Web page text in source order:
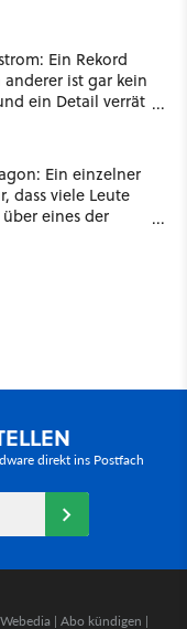
Ein Rekord
ist gar kein
ein Detail verrät
Ein einzelner
dass viele Leute
eines der
direkt ins Postfach
| Abo kündigen |